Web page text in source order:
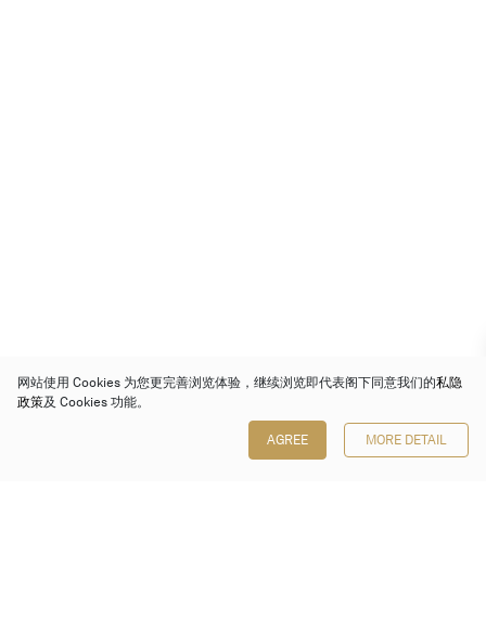
网站使用 Cookies 为您更完善浏览体验，继续浏览即代表阁下同意我们的私隐
政策及 Cookies 功能。
AGREE MORE DETAIL